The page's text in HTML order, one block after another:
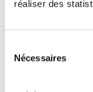
réaliser des
Nécessaires